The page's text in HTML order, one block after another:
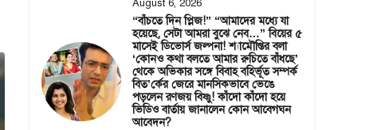
August 6, 2026
“বাঁচতে দিন প্লিজ!” “আমাদের মধ্যে যা
হয়েছে, সেটা আমরা বুঝে নেব…” বিয়ের ৫
মাসেই ডিভোর্স জল্পনা! শ্যামৌপ্তির বলা
‘কোনও কথা বলতে আমার রুচিতে বাঁধছে’
থেকে অভিকার সঙ্গে বিবাহ বহির্ভূত সম্পর্ক
বিত’র্কের জেরে মানসিকভাবে ভেঙে
পড়লেন রণজয় বিষ্ণু! কাঁদো কাঁদো হয়ে
ভিডিও বার্তায় জানালেন কোন আবেগঘন
আবেদন?